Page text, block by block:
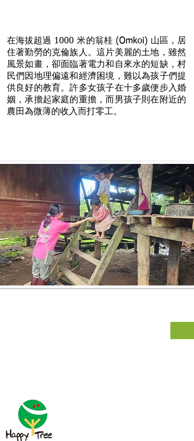
在海拔超過 1000 米的翁桂 (Omkoi) 山區，居
住著勤勞的克倫族人。這片美麗的土地，雖然
風景如畫，卻面臨著電力和自來水的短缺，村
民們因地理偏遠和經濟困境，難以為孩子們提
供良好的教育。許多女孩子在十多歲便步入婚
姻，承擔起家庭的重擔，而男孩子則在附近的
農田為微薄的收入而打零工。